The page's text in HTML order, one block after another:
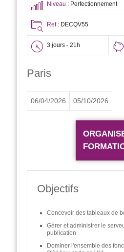
Niveau : Perfectionnement
Ref : DECQV55
3 jours - 21h
Paris
06/04/2026 05/10/2026
Objectifs
Concevoir des tableaux de
Gérer et administrer le
publication
Dominer l'ensemble des